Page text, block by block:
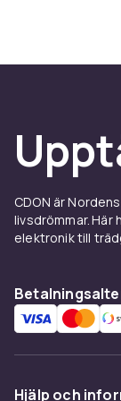
CDON är
livsdrömmar.
elektronik till
Hjälp och